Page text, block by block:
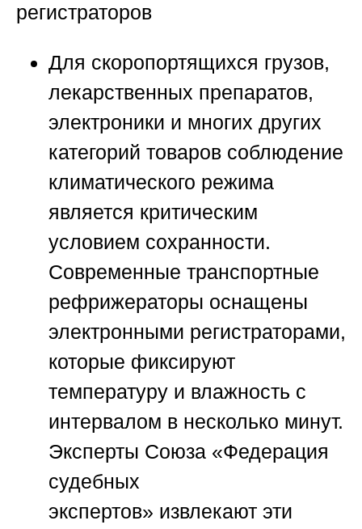
регистраторов
Для скоропортящихся грузов,
лекарственных препаратов,
электроники и многих других
категорий товаров соблюдение
климатического режима
является критическим
условием сохранности.
Современные транспортные
рефрижераторы оснащены
электронными регистраторами,
которые фиксируют
температуру и влажность с
интервалом в несколько минут.
Эксперты Союза «Федерация
судебных
экспертов» извлекают эти